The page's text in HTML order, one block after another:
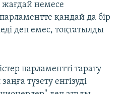
жағдай немесе
қандай да бір
деп емес, тоқтатылды
парламентті тарату
түзету енгізуді